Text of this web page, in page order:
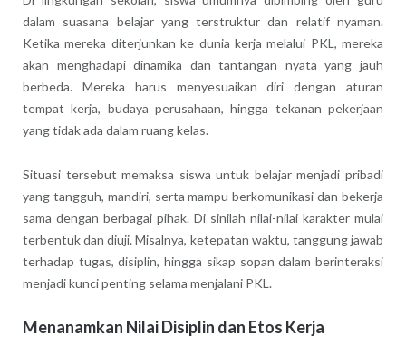
dalam suasana belajar yang terstruktur dan relatif nyaman.
Ketika mereka diterjunkan ke dunia kerja melalui PKL, mereka
akan menghadapi dinamika dan tantangan nyata yang jauh
berbeda. Mereka harus menyesuaikan diri dengan aturan
tempat kerja, budaya perusahaan, hingga tekanan pekerjaan
yang tidak ada dalam ruang kelas.
Situasi tersebut memaksa siswa untuk belajar menjadi pribadi
yang tangguh, mandiri, serta mampu berkomunikasi dan bekerja
sama dengan berbagai pihak. Di sinilah nilai-nilai karakter mulai
terbentuk dan diuji. Misalnya, ketepatan waktu, tanggung jawab
terhadap tugas, disiplin, hingga sikap sopan dalam berinteraksi
menjadi kunci penting selama menjalani PKL.
Menanamkan Nilai Disiplin dan Etos Kerja